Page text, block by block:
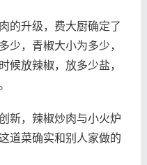
的升级，费大厨确定了
少，青椒大小为多少，
候放辣椒，放多少盐，
新，辣椒炒肉与小火炉
道菜确实和别人家做的